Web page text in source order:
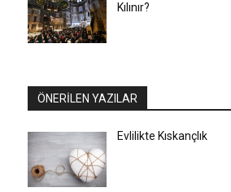
Kılınır?
ÖNERİLEN YAZILAR
Evlilikte Kıskançlık